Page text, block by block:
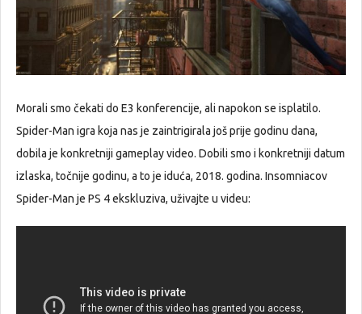
Morali smo čekati do E3 konferencije, ali napokon se isplatilo.
Spider-Man igra koja nas je zaintrigirala još prije godinu dana,
dobila je konkretniji gameplay video. Dobili smo i konkretniji datum
izlaska, točnije godinu, a to je iduća, 2018. godina. Insomniacov
Spider-Man je PS 4 ekskluziva, uživajte u videu: